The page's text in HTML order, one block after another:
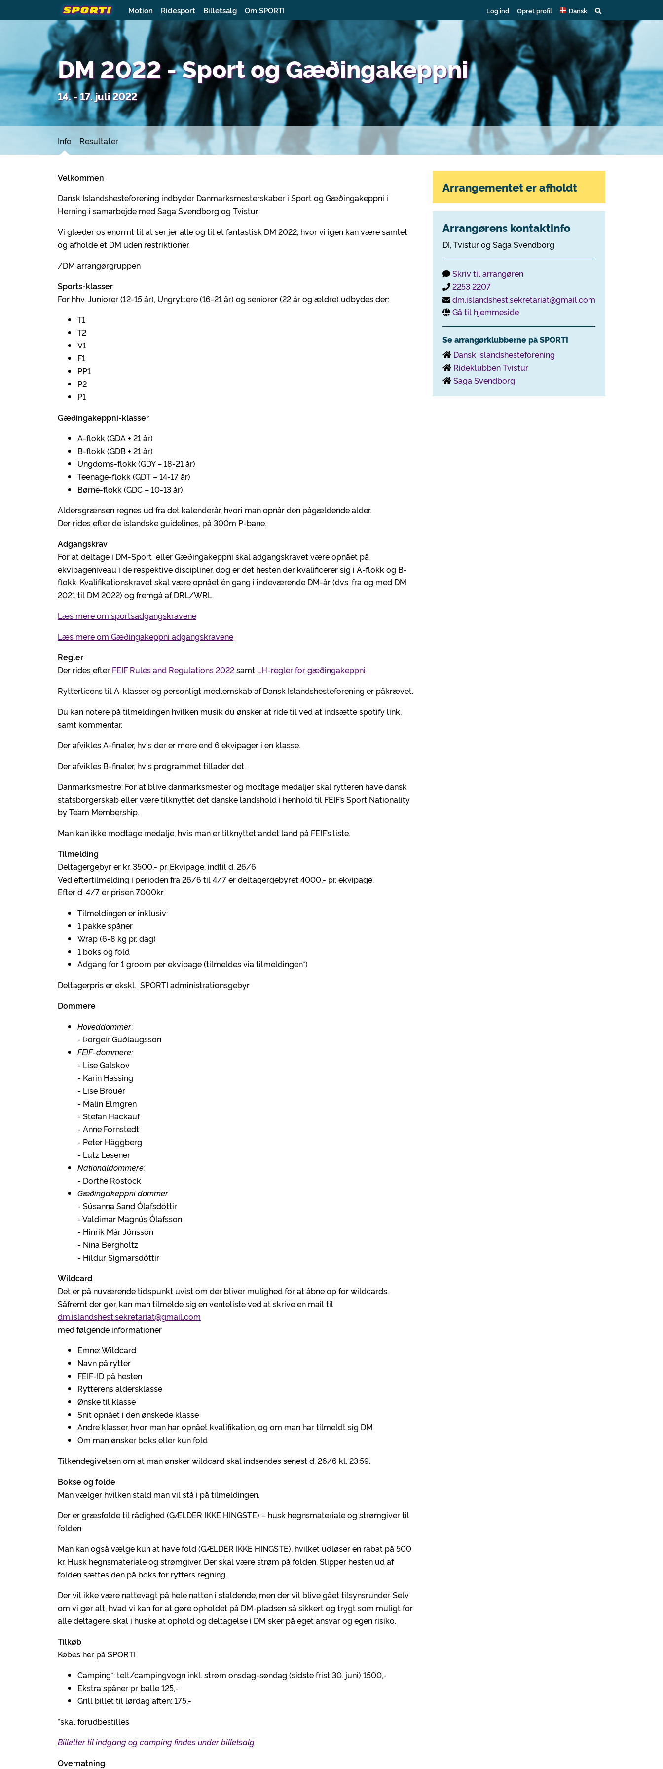
Motion Ridesport Billetsalg Om SPORTI Log ind Opret profil Dansk
DM 2022 - Sport og Gæðingakeppni
14. - 17. juli 2022
Info Resultater
Velkommen
Dansk Islandshesteforening indbyder Danmarksmesterskaber i Sport og Gæðingakeppni i
Herning i samarbejde med Saga Svendborg og Tvistur.
Vi glæder os enormt til at ser jer alle og til et fantastisk DM 2022, hvor vi igen kan være samlet
og afholde et DM uden restriktioner.
/DM arrangørgruppen
Sports-klasser
For hhv. Juniorer (12-15 år), Ungryttere (16-21 år) og seniorer (22 år og ældre) udbydes der:
T1
T2
V1
F1
PP1
P2
P1
Gæðingakeppni-klasser
A-flokk (GDA + 21 år)
B-flokk (GDB + 21 år)
Ungdoms-flokk (GDY – 18-21 år)
Teenage-flokk (GDT – 14-17 år)
Børne-flokk (GDC – 10-13 år)
Aldersgrænsen regnes ud fra det kalenderår, hvori man opnår den pågældende alder.
Der rides efter de islandske guidelines, på 300m P-bane.
Adgangskrav
For at deltage i DM-Sport eller Gæðingakeppni skal adgangskravet være opnået på
ekvipageniveau i de respektive discipliner, dog er det hesten der kvalificerer sig i A-flokk og B-
flokk. Kvalifikationskravet skal være opnået én gang i indeværende DM-år (dvs. fra og med DM
2021 til DM 2022) og fremgå af DRL/WRL.
Læs mere om sportsadgangskravene
Læs mere om Gæðingakeppni adgangskravene
Regler
Der rides efter FEIF Rules and Regulations 2022samt LH-regler for gæðingakeppni
Rytterlicens til A-klasser og personligt medlemskab af Dansk Islandshesteforening er påkrævet.
Du kan notere på tilmeldingen hvilken musik du ønsker at ride til ved at indsætte spotify link,
samt kommentar.
Der afvikles A-finaler, hvis der er mere end 6 ekvipager i en klasse.
Der afvikles B-finaler, hvis programmet tillader det.
Danmarksmestre: For at blive danmarksmester og modtage medaljer skal rytteren have dansk
statsborgerskab eller være tilknyttet det danske landshold i henhold til FEIF’s Sport Nationality
by Team Membership.
Man kan ikke modtage medalje, hvis man er tilknyttet andet land på FEIF’s liste.
Tilmelding
Deltagergebyr er kr. 3500,- pr. Ekvipage, indtil d. 26/6
Ved eftertilmelding i perioden fra 26/6 til 4/7 er deltagergebyret 4000,- pr. ekvipage.
Efter d. 4/7 er prisen 7000kr
Tilmeldingen er inklusiv:
1 pakke spåner
Wrap (6-8 kg pr. dag)
1 boks og fold
Adgang for 1 groom per ekvipage (tilmeldes via tilmeldingen*)
Deltagerpris er ekskl. SPORTI administrationsgebyr
Dommere
Hoveddommer:
- Þorgeir Guðlaugsson
FEIF-dommere:
- Lise Galskov
- Karin Hassing
- Lise Brouér
- Malin Elmgren
- Stefan Hackauf
- Anne Fornstedt
- Peter Häggberg
- Lutz Lesener
Nationaldommere:
- Dorthe Rostock
Gæðingakeppni dommer
- Súsanna Sand Ólafsdóttir
- Valdimar Magnús Ólafsson
- Hinrik Már Jónsson
- Nina Bergholtz
- Hildur Sigmarsdóttir
Wildcard
Det er på nuværende tidspunkt uvist om der bliver mulighed for at åbne op for wildcards.
Såfremt der gør, kan man tilmelde sig en venteliste ved at skrive en mail til
dm.islandshest.sekretariat@gmail.com
med følgende informationer
Emne: Wildcard
Navn på rytter
FEIF-ID på hesten
Rytterens aldersklasse
Ønske til klasse
Snit opnået i den ønskede klasse
Andre klasser, hvor man har opnået kvalifikation, og om man har tilmeldt sig DM
Om man ønsker boks eller kun fold
Tilkendegivelsen om at man ønsker wildcard skal indsendes senest d. 26/6 kl. 23:59.
Bokse og folde
Man vælger hvilken stald man vil stå i på tilmeldingen.
Der er græsfolde til rådighed (GÆLDER IKKE HINGSTE) – husk hegnsmateriale og strømgiver til
folden.
Man kan også vælge kun at have fold (GÆLDER IKKE HINGSTE), hvilket udløser en rabat på 500
kr. Husk hegnsmateriale og strømgiver. Der skal være strøm på folden. Slipper hesten ud af
folden sættes den på boks for rytters regning.
Der vil ikke være nattevagt på hele natten i staldende, men der vil blive gået tilsynsrunder. Selv
om vi gør alt, hvad vi kan for at gøre opholdet på DM-pladsen så sikkert og trygt som muligt for
alle deltagere, skal i huske at ophold og deltagelse i DM sker på eget ansvar og egen risiko.
Tilkøb
Købes her på SPORTI
Camping*: telt/campingvogn inkl. strøm onsdag-søndag (sidste frist 30. juni) 1500,-
Ekstra spåner pr. balle 125,-
Grill billet til lørdag aften: 175,-
*skal forudbestilles
Billetter til indgang og camping findes under billetsalg
Overnatning
Arrangementet er afholdt
Arrangørens kontaktinfo
DI, Tvistur og Saga Svendborg
Skriv til arrangøren
2253 2207
dm.islandshest.sekretariat@gmail.com
Gå til hjemmeside
Se arrangørklubberne på SPORTI
Dansk Islandshesteforening
Rideklubben Tvistur
Saga Svendborg